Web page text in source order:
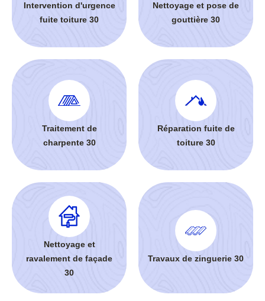
Intervention d'urgence
fuite toiture 30
Nettoyage et pose de
gouttière 30
Traitement de
charpente 30
Réparation fuite de
toiture 30
Nettoyage et
ravalement de façade
30
Travaux de zinguerie 30